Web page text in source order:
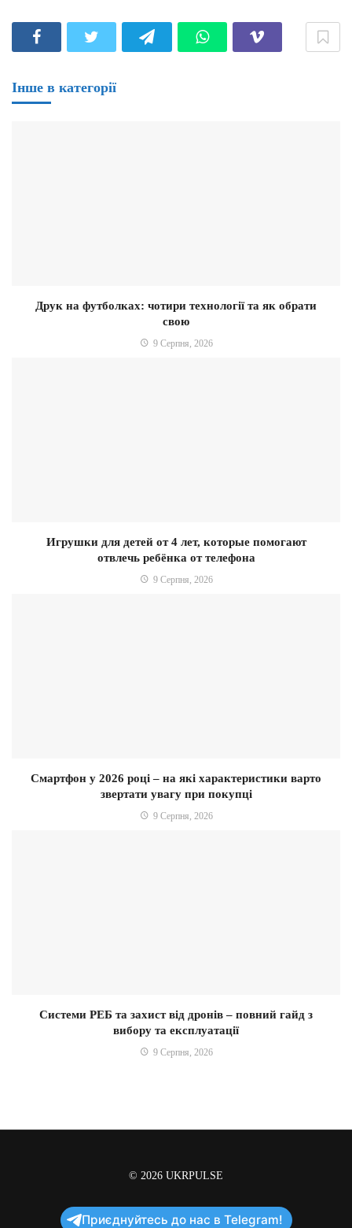
Інше в категорії
Друк на футболках: чотири технології та як обрати
свою
9 Серпня, 2026
Игрушки для детей от 4 лет, которые помогают
отвлечь ребёнка от телефона
9 Серпня, 2026
Смартфон у 2026 році – на які характеристики варто
звертати увагу при покупці
9 Серпня, 2026
Системи РЕБ та захист від дронів – повний гайд з
вибору та експлуатації
9 Серпня, 2026
© 2026 UKRPULSE
Приєднуйтесь до нас в Telegram!